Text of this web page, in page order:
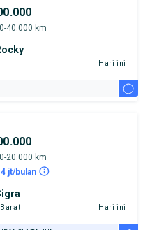
40.000 km
Hari ini
i
20.000 km
jt/bulan
Hari ini